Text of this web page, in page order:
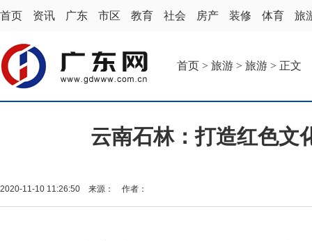
首页 资讯 广东 市区 教育 社会 房产 装修 体育 旅
首页 > 旅游 > 旅游 > 正文
云南石林：打造红色文
2020-11-10 11:26:50 来源： 作者：